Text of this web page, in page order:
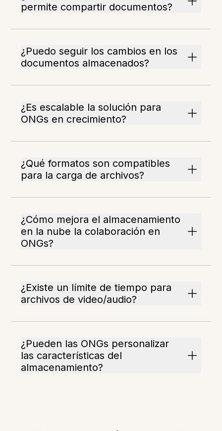
permite compartir documentos?
¿Puedo seguir los cambios en los
documentos almacenados?
¿Es escalable la solución para
ONGs en crecimiento?
¿Qué formatos son compatibles
para la carga de archivos?
¿Cómo mejora el almacenamiento
en la nube la colaboración en
ONGs?
¿Existe un límite de tiempo para
archivos de video/audio?
¿Pueden las ONGs personalizar
las características del
almacenamiento?